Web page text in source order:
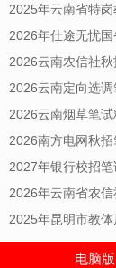
2025年云南省特
2026年仕途无忧
2026云南农信社
2026云南定向选
2026云南烟草笔
2026南方电网秋
2027年银行校招
2026年云南省农
2025年昆明市教
电脑版